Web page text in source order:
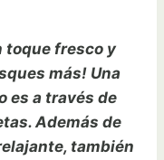
toque fresco y
más! Una
es a través de
Además de
también